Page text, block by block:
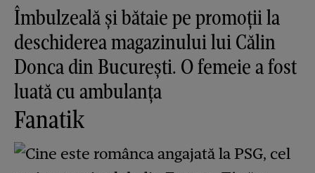
Îmbulzeală și bătaie pe promoții la
deschiderea magazinului lui Călin
Donca din București. O femeie a fost
luată cu ambulanța
Fanatik